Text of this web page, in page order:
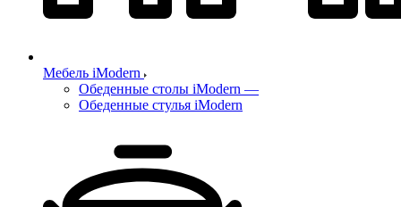
Мебель iModern
Обеденные столы iModern —
Обеденные стулья iModern